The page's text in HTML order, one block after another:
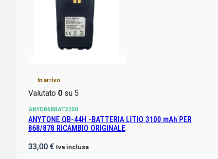
In arrivo
Valutato 0su 5
ANYD868BAT3200
ANYTONE QB-44H -BATTERIA LITIO 3100 mAh PER
868/878 RICAMBIO ORIGINALE
33,00 € Iva inclusa